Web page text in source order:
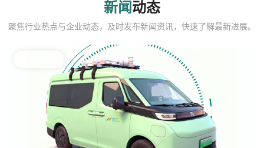
新闻动态
聚焦行业热点与企业动态，及时发布新闻资讯，快速了解最新进展。